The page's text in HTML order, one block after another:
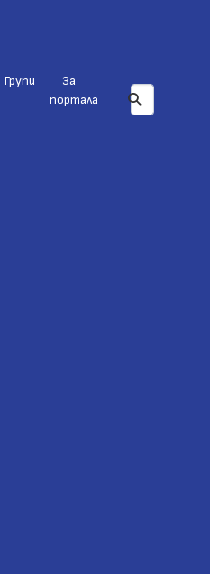
Групи
За
портала